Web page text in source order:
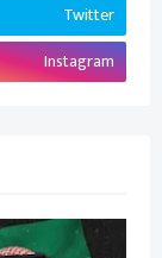
Twitter
Instagram